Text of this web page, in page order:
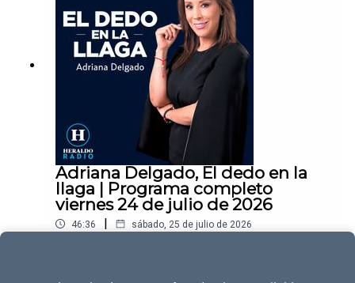
Adriana Delgado, El dedo en la
llaga | Programa completo
viernes 24 de julio de 2026
46:36 | sábado, 25 de julio de 2026